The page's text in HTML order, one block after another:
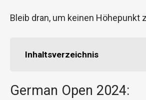
Bleib dran, um keinen Höhepunkt
Inhaltsverzeichnis
German Open 2024: